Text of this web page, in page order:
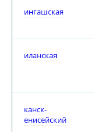
ингашская
иланская
канск-
енисейский